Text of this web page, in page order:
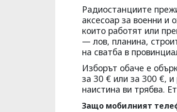
Радиостанциите
аксесоар за военни и
които работят или
— лов, планина,
на сватба в
Изборът обаче е
за 30 € или за 300 €,
наистина ви трябва.
Защо мобилният